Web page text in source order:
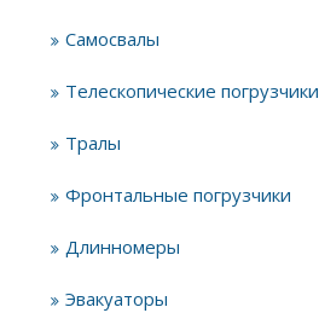
Самосвалы
Телескопические погрузчики
Тралы
Фронтальные погрузчики
Длинномеры
Эвакуаторы